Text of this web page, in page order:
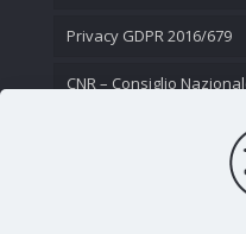
Privacy GDPR 2016/679
CNR – Consiglio